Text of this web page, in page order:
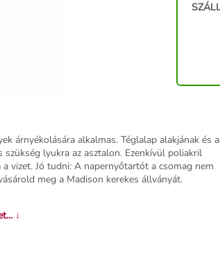
árnyékolására alkalmas. Téglalap alakjának és
lyukra az asztalon. Ezenkívül poliakril
vizet. Jó tudni: A napernyőtartót a csomag nem
meg a Madison kerekes állványát.
↓